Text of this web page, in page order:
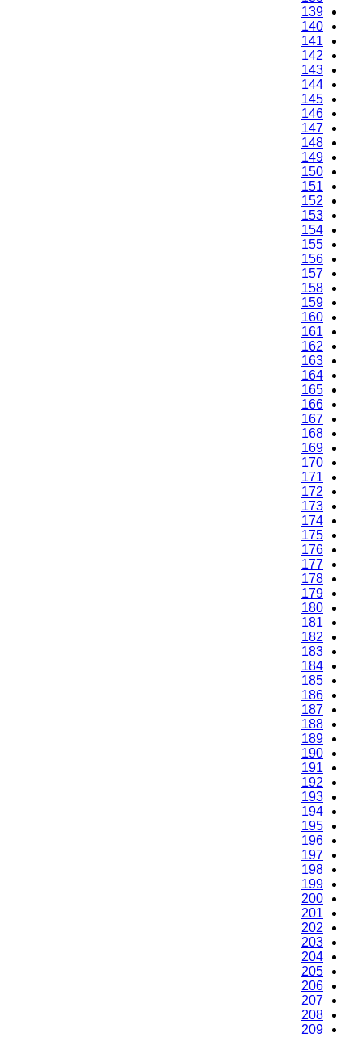
139
140
141
142
143
144
145
146
147
148
149
150
151
152
153
154
155
156
157
158
159
160
161
162
163
164
165
166
167
168
169
170
171
172
173
174
175
176
177
178
179
180
181
182
183
184
185
186
187
188
189
190
191
192
193
194
195
196
197
198
199
200
201
202
203
204
205
206
207
208
209